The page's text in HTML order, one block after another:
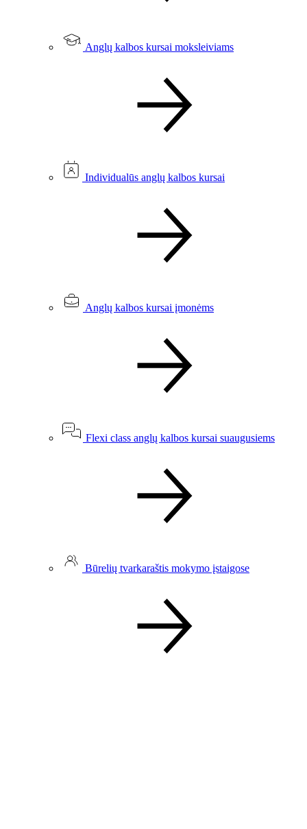
Anglų kalbos kursai moksleiviams
Individualūs anglų kalbos kursai
Anglų kalbos kursai įmonėms
Flexi class anglų kalbos kursai suaugusiems
Būrelių tvarkaraštis mokymo įstaigose